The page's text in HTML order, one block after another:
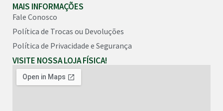
MAIS INFORMAÇÕES
Fale Conosco
Política de Trocas ou Devoluções
Política de Privacidade e Segurança
VISITE NOSSA LOJA FÍSICA!